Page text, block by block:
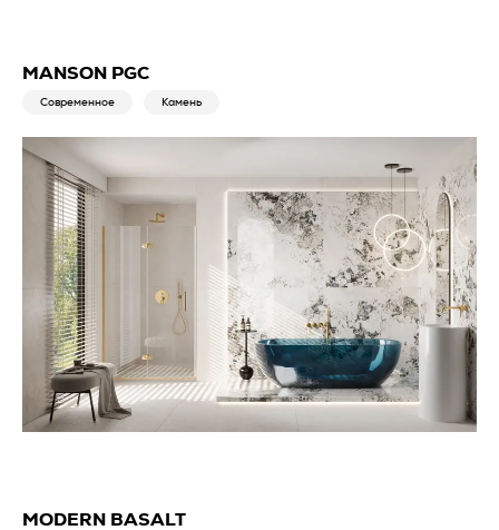
MANSON PGC
Современное Камень
MODERN BASALT